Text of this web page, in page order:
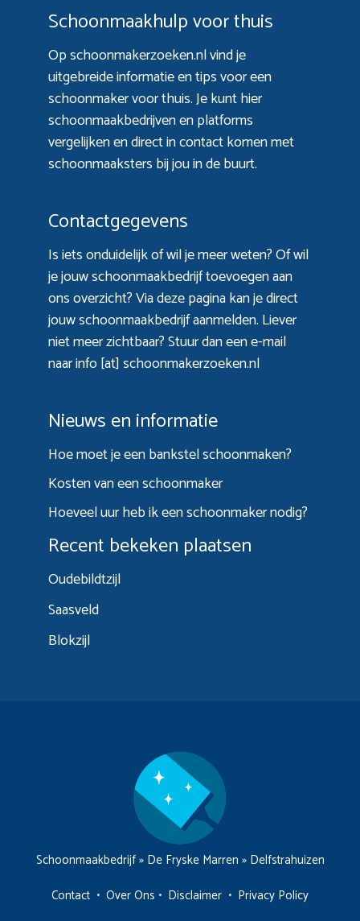
Schoonmaakhulp voor thuis
Op schoonmakerzoeken.nl vind je
uitgebreide informatie en tips voor een
schoonmaker voor thuis. Je kunt hier
schoonmaakbedrijven en platforms
vergelijken en direct in contact komen met
schoonmaaksters bij jou in de buurt.
Contactgegevens
Is iets onduidelijk of wil je meer weten? Of wil
je jouw schoonmaakbedrijf toevoegen aan
ons overzicht? Viadeze paginakan je direct
jouw schoonmaakbedrijf aanmelden. Liever
niet meer zichtbaar? Stuur dan een e-mail
naar info [at] schoonmakerzoeken.nl
Nieuws en informatie
Hoe moet je een bankstel schoonmaken?
Kosten van een schoonmaker
Hoeveel uur heb ik een schoonmaker nodig?
Recent bekeken plaatsen
Oudebildtzijl
Saasveld
Blokzijl
Schoonmaakbedrijf» De Fryske Marren » Delfstrahuizen
Contact • Over Ons • Disclaimer • Privacy Policy